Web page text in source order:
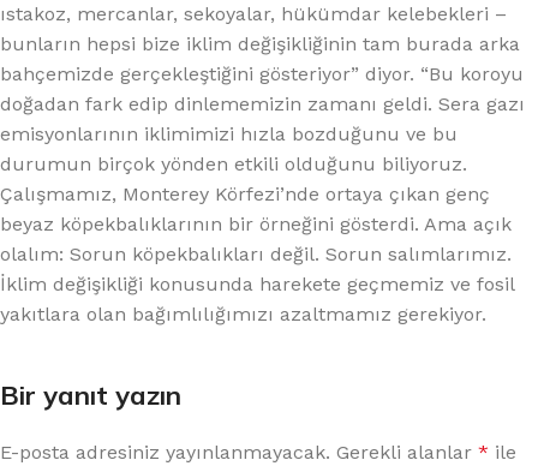
ıstakoz, mercanlar, sekoyalar, hükümdar kelebekleri –
bunların hepsi bize iklim değişikliğinin tam burada arka
bahçemizde gerçekleştiğini gösteriyor” diyor. “Bu koroyu
doğadan fark edip dinlememizin zamanı geldi. Sera gazı
emisyonlarının iklimimizi hızla bozduğunu ve bu
durumun birçok yönden etkili olduğunu biliyoruz.
Çalışmamız, Monterey Körfezi’nde ortaya çıkan genç
beyaz köpekbalıklarının bir örneğini gösterdi. Ama açık
olalım: Sorun köpekbalıkları değil. Sorun salımlarımız.
İklim değişikliği konusunda harekete geçmemiz ve fosil
yakıtlara olan bağımlılığımızı azaltmamız gerekiyor.
Bir yanıt yazın
E-posta adresiniz yayınlanmayacak. Gerekli alanlar * ile